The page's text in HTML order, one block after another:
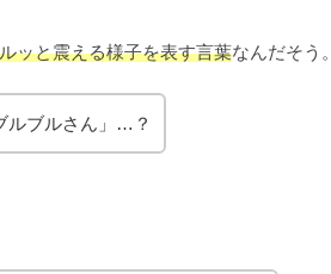
ッと震える様子を表す言葉なんだそう。
ルブルさん」…？